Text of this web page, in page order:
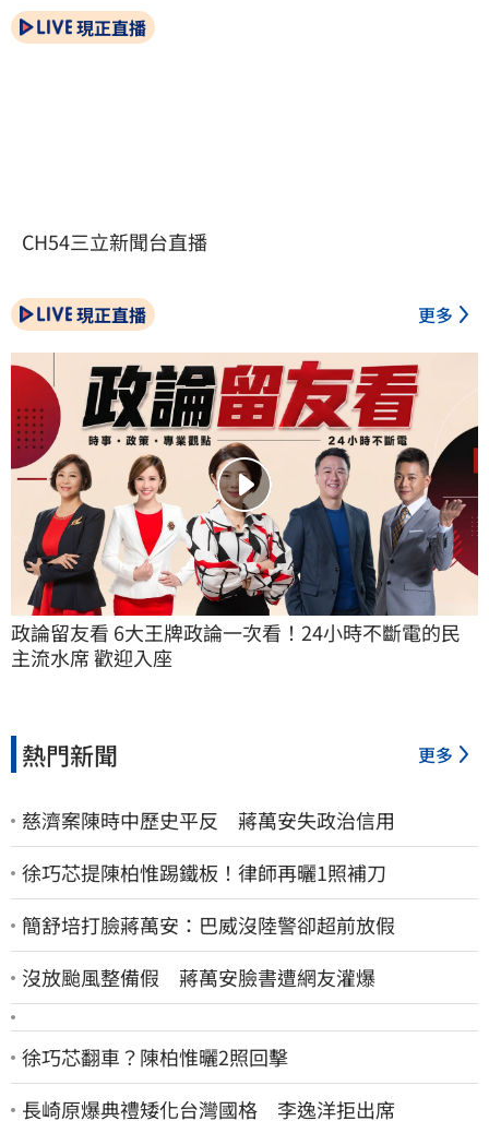
現正直播
CH54三立新聞台直播
現正直播 更多
政論留友看 6大王牌政論一次看！24小時不斷電的民
主流水席 歡迎入座
熱門新聞 更多
慈濟案陳時中歷史平反 蔣萬安失政治信用
徐巧芯提陳柏惟踢鐵板！律師再曬1照補刀
簡舒培打臉蔣萬安：巴威沒陸警卻超前放假
沒放颱風整備假 蔣萬安臉書遭網友灌爆
徐巧芯翻車？陳柏惟曬2照回擊
長崎原爆典禮矮化台灣國格 李逸洋拒出席